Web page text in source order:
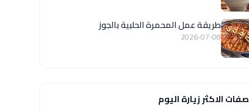
طريقة عمل المحمرة الحلبية بالجوز
2026-07-08
الاكثر زيارة اليوم